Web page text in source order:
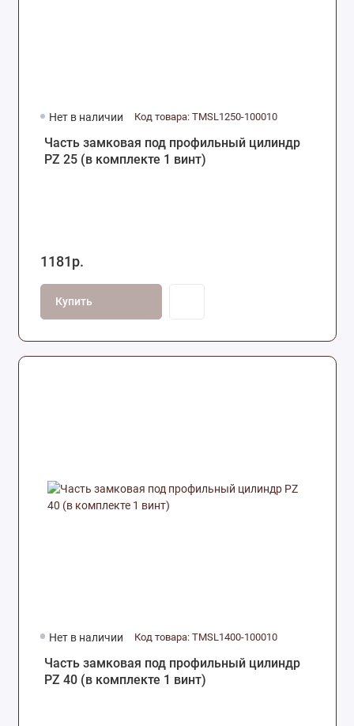
Нет в наличии Код товара: TMSL1250-100010
Часть замковая под профильный цилиндр
PZ 25 (в комплекте 1 винт)
1181р.
Купить
Нет в наличии Код товара: TMSL1400-100010
Часть замковая под профильный цилиндр
PZ 40 (в комплекте 1 винт)